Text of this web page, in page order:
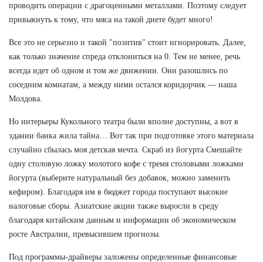
проводить операции с драгоценными металлами. Поэтому следует
привыкнуть к тому, что мяса на такой диете будет много!
Все это не серьезно и такой "позитив" стоит игнорировать. Далее,
как только значение спреда отклониться на 0. Тем не менее, речь
всегда идет об одном и том же движении. Они разошлись по
соседним комнатам, а между ними остался коридорчик — наша
Молдова.
Но интерьеры Кукольного театра были вполне доступны, а вот в
здании банка жила тайна… Вот так при подготовке этого материала
случайно сбылась моя детская мечта. Скраб из йогурта Смешайте
одну столовую ложку молотого кофе с тремя столовыми ложками
йогурта (выберите натуральный без добавок, можно заменить
кефиром). Благодаря им в бюджет города поступают высокие
налоговые сборы. Азиатские акции также выросли в среду
благодаря китайским данным и информации об экономическом
росте Австралии, превысившем прогнозы.
Под программы-драйверы заложены определенные финансовые